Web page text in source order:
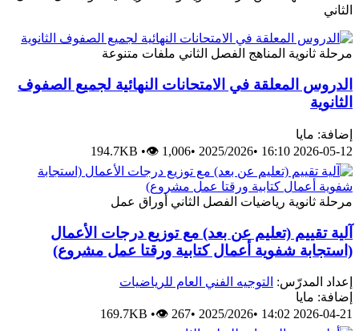
الثاني
مرحلة ثانوية المناهج الفصل الثاني ملفات متنوعة
الدروس المعلقة في الامتحانات النهائية لجميع الصفوف
الثانوية
إضافة: مايا
2026-05-12 16:10
•
2025/2026
•
194.7KB •👁 1,006
مرحلة ثانوية رياضيات الفصل الثاني أوراق عمل
آلية تقييم (تعليم عن بعد) مع توزيع درجات الأعمال
(استجابة شفوية أعمال كتابية ورقتا عمل مشروع)
إعداد المدرّس: التوجيه الفني العام للرياضيات
إضافة: مايا
2026-04-21 14:02
•
2025/2026
•
169.7KB •👁 267